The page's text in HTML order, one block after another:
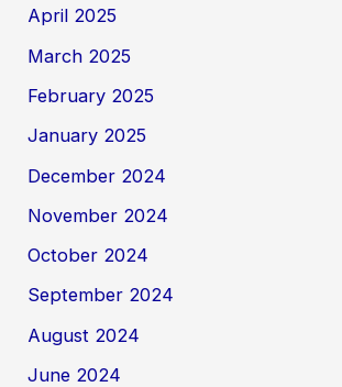
April 2025
March 2025
February 2025
January 2025
December 2024
November 2024
October 2024
September 2024
August 2024
June 2024